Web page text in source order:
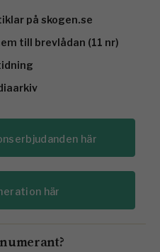
på skogen.se
till brevlådan (11 nr)
här
här